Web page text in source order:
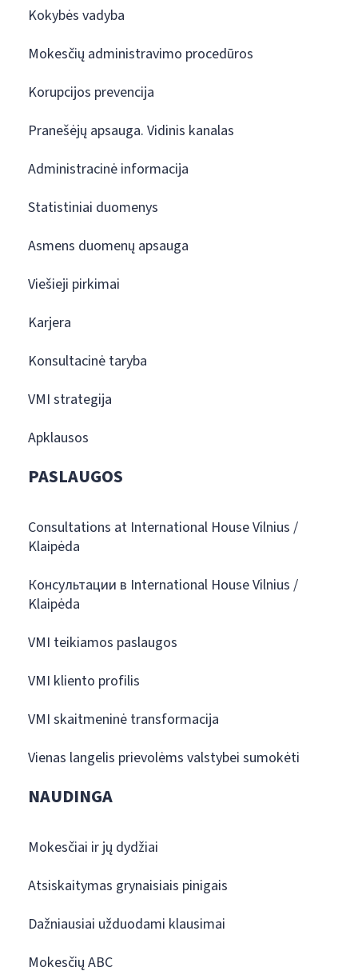
Kokybės vadyba
Mokesčių administravimo procedūros
Korupcijos prevencija
Pranešėjų apsauga. Vidinis kanalas
Administracinė informacija
Statistiniai duomenys
Asmens duomenų apsauga
Viešieji pirkimai
Karjera
Konsultacinė taryba
VMI strategija
Apklausos
PASLAUGOS
Consultations at International House Vilnius /
Klaipėda
Консультации в International House Vilnius /
Klaipėda
VMI teikiamos paslaugos
VMI kliento profilis
VMI skaitmeninė transformacija
Vienas langelis prievolėms valstybei sumokėti
NAUDINGA
Mokesčiai ir jų dydžiai
Atsiskaitymas grynaisiais pinigais
Dažniausiai užduodami klausimai
Mokesčių ABC